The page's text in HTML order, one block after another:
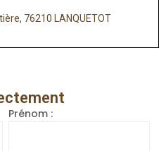
76210 LANQUETOT
Prénom :